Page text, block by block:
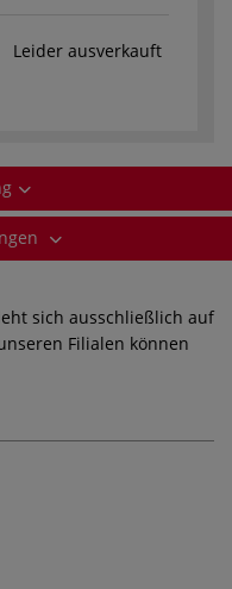
Leider ausverkauft
sich ausschließlich auf
Filialen können